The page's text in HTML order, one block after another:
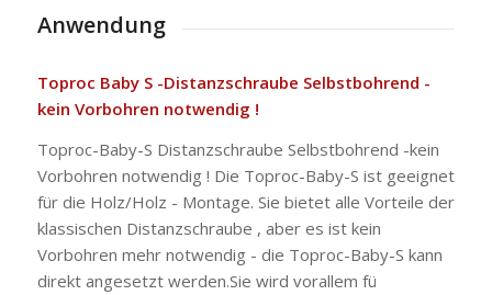
Anwendung
Toproc Baby S -Distanzschraube Selbstbohrend -
kein Vorbohren notwendig !
Toproc-Baby-S Distanzschraube Selbstbohrend -kein
Vorbohren notwendig ! Die Toproc-Baby-S ist geeignet
für die Holz/Holz - Montage. Sie bietet alle Vorteile der
klassischen Distanzschraube , aber es ist kein
Vorbohren mehr notwendig - die Toproc-Baby-S kann
direkt angesetzt werden.Sie wird vorallem fü